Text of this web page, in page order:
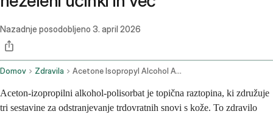
Nazadnje posodobljeno 3. april 2026
Domov Zdravila Acetone Isopropyl Alcohol And Polysorbate Topical Route
Aceton-izopropilni alkohol-polisorbat je topična raztopina, ki združuje
tri sestavine za odstranjevanje trdovratnih snovi s kože. To zdravilo